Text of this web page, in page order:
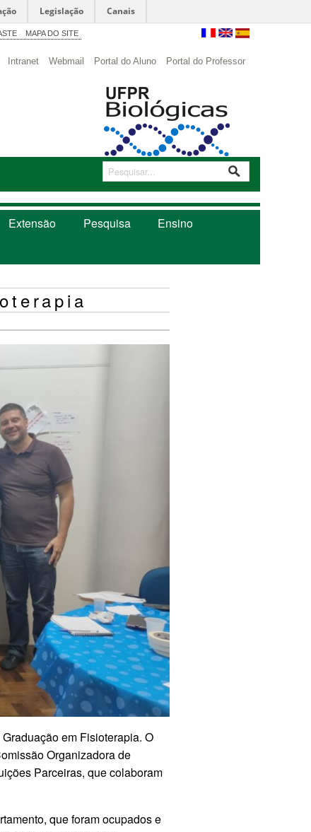
Legislação Canais
MAPA DO SITE
Intranet Webmail Portal do Aluno Portal do Professor
Extensão Pesquisa
Ensino
em Fisioterapia. O
Organizadora de
Parceiras, que colaboram
que foram ocupados e